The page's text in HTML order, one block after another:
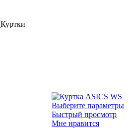
Куртки
Выберите параметры
Быстрый просмотр
Мне нравится